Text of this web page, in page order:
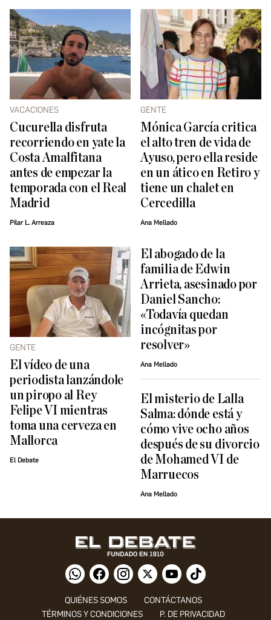
VACACIONES
Cucurella disfruta
recorriendo en yate la
Costa Amalfitana
antes de empezar la
temporada con el Real
Madrid
Pilar L. Arreaza
GENTE
Mónica García critica
el alto tren de vida de
Ayuso, pero ella reside
en un ático en Retiro y
tiene un chalet en
Cercedilla
Ana Mellado
GENTE
El vídeo de una
periodista lanzándole
un piropo al Rey
Felipe VI mientras
toma una cerveza en
Mallorca
El Debate
El abogado de la
familia de Edwin
Arrieta, asesinado por
Daniel Sancho:
«Todavía quedan
incógnitas por
resolver»
Ana Mellado
El misterio de Lalla
Salma: dónde está y
cómo vive ocho años
después de su divorcio
de Mohamed VI de
Marruecos
Ana Mellado
QUIÉNES SOMOS
CONTÁCTANOS
TÉRMINOS Y CONDICIONES
P. DE PRIVACIDAD